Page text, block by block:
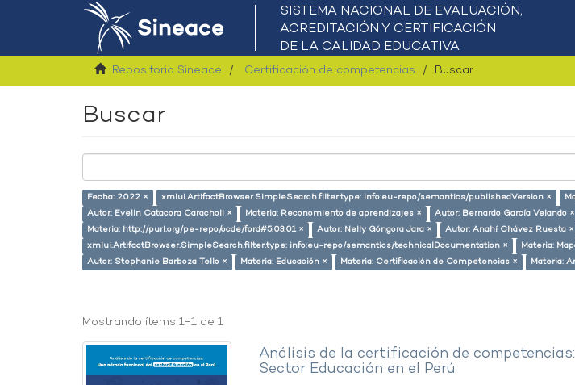
Repositorio Sineace Certificación de competencias Buscar
Buscar
Fecha: 2022 × xmlui.ArtifactBrowser.SimpleSearch.filter.type: info:eu-repo/semantics/publishedVersion ×
Autor: Evelin Catacora Caracholi ×
Materia: Reconomiento de aprendizajes ×
Autor: Bernardo García Velando ×
Materia: http://purl.org/pe-repo/ocde/ford#5.03.01 ×
Autor: Nelly Góngora Jara ×
Autor: Anahí Chávez Ruesta ×
xmlui.ArtifactBrowser.SimpleSearch.filter.type: info:eu-repo/semantics/technicalDocumentation ×
Materia:
Autor: Stephanie Barboza Tello ×
Materia: Educación × Materia: Certificación de Competencias × Materia:
Mostrando ítems 1-1 de 1
Análisis de la certificación de
Sector Educación en el Perú